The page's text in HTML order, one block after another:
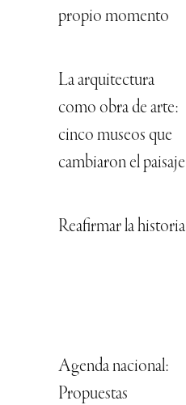
propio momento
La arquitectura
como obra de arte:
cinco museos que
cambiaron el paisaje
Reafirmar la historia
Agenda nacional:
Propuestas